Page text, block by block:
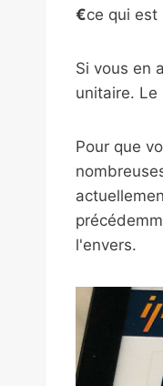
€ce qui est
Si vous en
unitaire. Le
Pour que
l'envers.